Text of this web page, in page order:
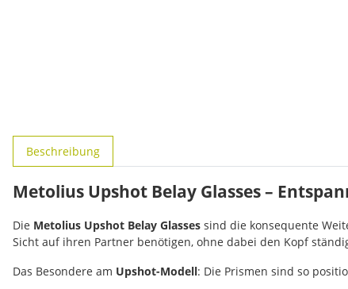
Beschreibung
Metolius Upshot Belay Glasses –
Die Metolius Upshot Belay Glasses sind die konsequente
Sicht auf ihren Partner benötigen, ohne dabei den Kopf
Das Besondere am Upshot-Modell: Die Prismen sind so